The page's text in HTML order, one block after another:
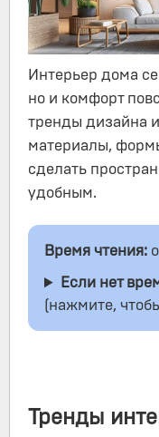
Интерьер дома
но и комфорт
тренды дизайна
материалы,
сделать
удобным.
Время чтения:
Если нет
(нажмите,
Тренды